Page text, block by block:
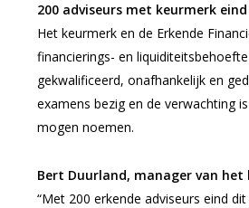
200 adviseurs met keurmerk eind
Het keurmerk en de Erkende
financierings- en
gekwalificeerd, onafhankelijk en
examens bezig en de verwachting
mogen noemen.
Bert Duurland, manager van het
“Met 200 erkende adviseurs eind